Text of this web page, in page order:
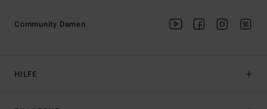
HILFE
Community Damen